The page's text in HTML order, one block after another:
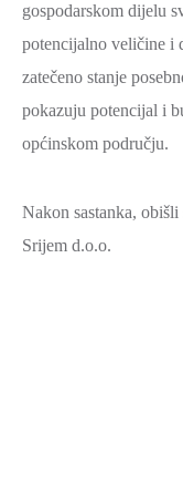
gospodarskom dijelu
potencijalno veličine i
zatečeno stanje
pokazuju potencijal i
općinskom području.
Nakon sastanka,
Srijem d.o.o.